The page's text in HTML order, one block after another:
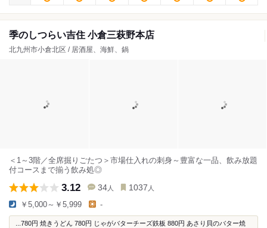
季のしつらい吉住 小倉三萩野本店
北九州市小倉北区 / 居酒屋、海鮮、鍋
＜1～3階／全席掘りごたつ＞市場仕入れの刺身～豊富な一品、飲み放題
付コースまで揃う飲み処◎
3.12 34 人 1037 人
￥5,000～￥5,999 -
...780円 焼きうどん 780円 じゃがバターチーズ鉄板 880円 あさり貝のバター焼